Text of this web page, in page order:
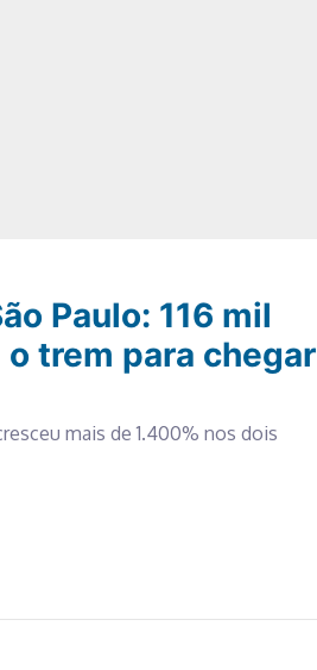
Paulo: 116 mil
trem para chegar
mais de 1.400% nos dois